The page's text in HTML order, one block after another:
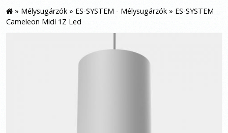
» Mélysugárzók » ES-SYSTEM - Mélysugárzók » ES-SYSTEM
Cameleon Midi 1Z Led